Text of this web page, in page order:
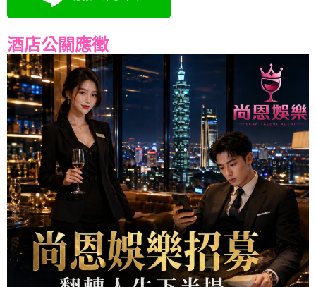
酒店公關應徵